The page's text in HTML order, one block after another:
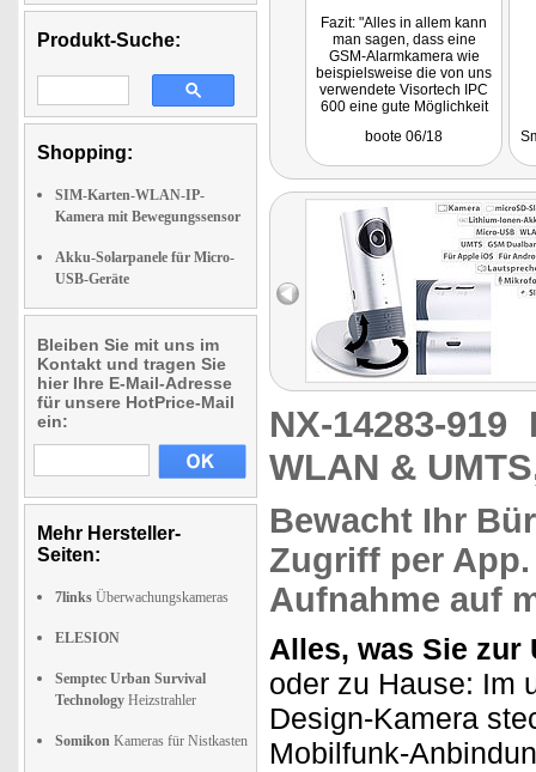
Produkt-Suche:
Shopping:
SIM-Karten-WLAN-IP-
Kamera mit Bewegungssensor
Akku-Solarpanele für Micro-
USB-Geräte
Bleiben Sie mit uns im
Kontakt und tragen Sie
hier Ihre E-Mail-Adresse
für unsere HotPrice-Mail
ein:
Mehr Hersteller-
Seiten:
7links Überwachungskameras
ELESION
Semptec Urban Survival
Technology Heizstrahler
Somikon Kameras für Nistkasten
Fazit: "Alles in allem kann
man sagen, dass eine
GSM-Alarmkamera wie
beispielsweise die von uns
verwendete Visortech IPC
600 eine gute Möglichkeit
über große Distanzen
boote 06/18
NX-14283-919
WLAN &
Bewacht Ihr
Zugriff per
Aufnahme auf
Alles, was Sie
oder zu Hause: Im
Design-Kamera
Mobilfunk-